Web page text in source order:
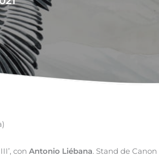
con Antonio Liébana. Stand de